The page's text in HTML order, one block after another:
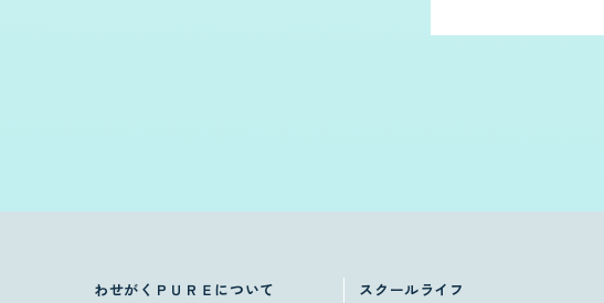
わせがくＰＵＲＥについて
スクールライフ